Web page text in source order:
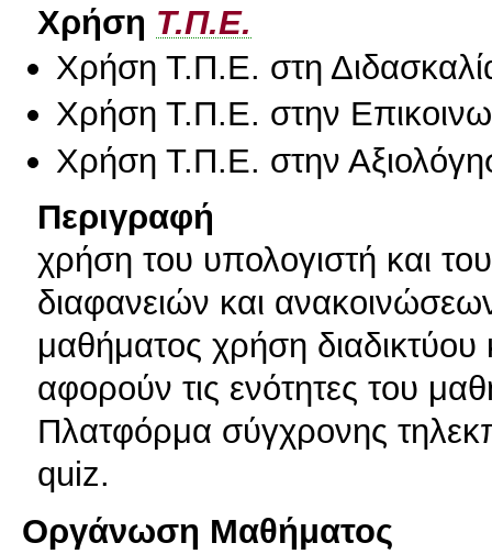
Χρήση Τ.Π.Ε.
Χρήση Τ.Π.Ε. στη
Χρήση Τ.Π.Ε. στην
Χρήση Τ.Π.Ε. στην
Περιγραφή
χρήση του υπολογιστή και
διαφανειών και
μαθήματος χρήση
αφορούν τις ενότητες του
Πλατφόρμα σύγχρονης
quiz.
Οργάνωση Μαθήματος